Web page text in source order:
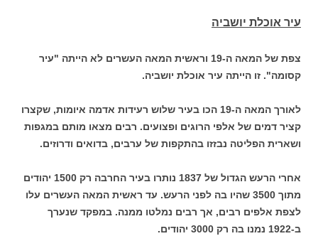
עיר אוכלת יושביה
צפת של המאה ה-19 וראשית המאה העשרים לא הייתה "עיר
קסומה". זו הייתה עיר אוכלת יושביה.
לאורך המאה ה-19 הכו בעיר שלוש רעידות אדמה איומות, שקצרו
קציר דמים של אלפי הרוגים ופצועים. רבים מצאו מותם במגפות
ושארית הפליטה נבזזו בהתקפות של ערבים, בדואים ודרוזים.
אחרי הרעש הגדול של 1837 נותרו בעיר החרבה רק 1500 יהודים
מתוך 3500 שהיו בה לפני הרעש. עד ראשית המאה העשרים עלו
לצפת אלפים רבים, אך רבים נמלטו ממנה. במפקד שנערך
ב-1922 נמנו בה רק 3000 יהודים.